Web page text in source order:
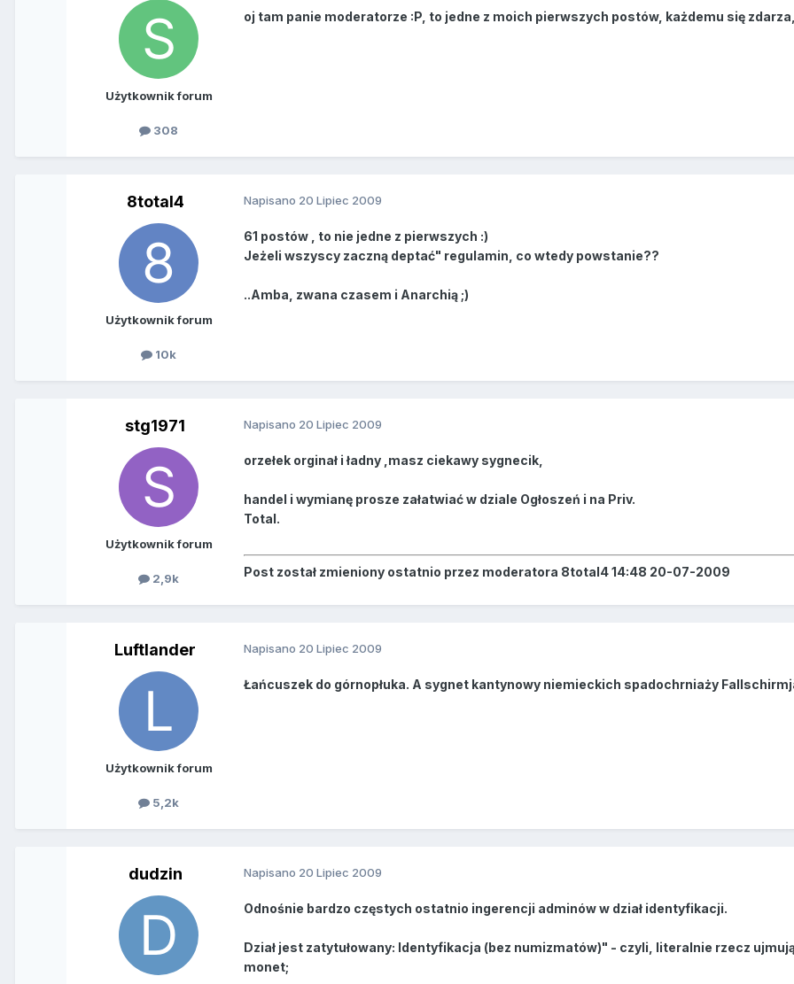
Użytkownik forum
308
oj tam panie moderatorze :P, to jedne z moich pierwszych postów, każdemu się
8total4
Użytkownik forum
10k
Napisano 20 Lipiec 2009
61 postów , to nie jedne z pierwszych :)
Jeżeli wszyscy zaczną deptać" regulamin, co wtedy powstanie??
..Amba, zwana czasem i Anarchią ;)
stg1971
Użytkownik forum
2,9k
Napisano 20 Lipiec 2009
orzełek orginał i ładny ,masz ciekawy sygnecik,
handel i wymianę prosze załatwiać w dziale Ogłoszeń i na Priv.
Total.
Post został zmieniony ostatnio przez moderatora 8total4 14:48 20-07-2009
Luftlander
Użytkownik forum
5,2k
Napisano 20 Lipiec 2009
Łańcuszek do górnopłuka. A sygnet kantynowy niemieckich spadochrniaży
dudzin Napisano 20 Lipiec 2009
Odnośnie bardzo częstych ostatnio ingerencji adminów w dział identyfikacji.
Dział jest zatytułowany: Identyfikacja (bez numizmatów)" - czyli, literalnie rzecz
monet;